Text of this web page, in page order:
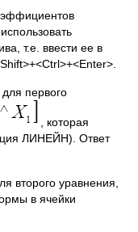
т.е. ввести ее в
первого
, которая
ЛИНЕЙН). Ответ
второго уравнения,
в ячейки